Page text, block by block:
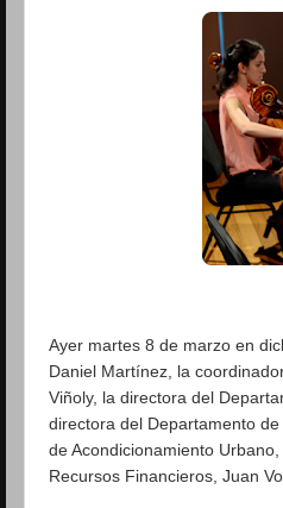
Ayer martes 8 de marzo en
Daniel Martínez, la
Viñoly, la directora del
directora del Departamento
de Acondicionamiento
Recursos Financieros, Juan